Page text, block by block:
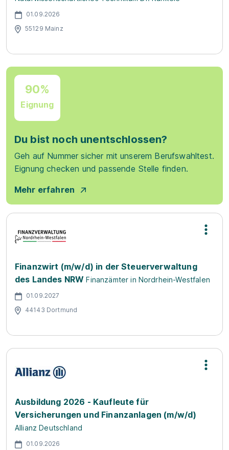
01.09.2026
55129 Mainz
90%
Eignung
Du bist noch unentschlossen?
Geh auf Nummer sicher mit unserem Berufswahltest.
Eignung checken und passende Stelle finden.
Mehr erfahren
Finanzwirt (m/w/d) in der Steuerverwaltung
des Landes NRW Finanzämter in Nordrhein-Westfalen
01.09.2027
44143 Dortmund
Ausbildung 2026 - Kaufleute für
Versicherungen und Finanzanlagen (m/w/d)
Allianz Deutschland
01.09.2026